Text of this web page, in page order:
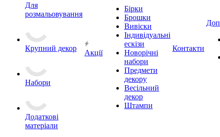
Для
розмальовування
Крупний декор
Набори
Додаткові
матеріали
Акції
Бірки
Брошки
Вивіски
Індивідуальні
ескізи
Новорічні
набори
Предмети
декору
Весільний
декор
Штампи
Контакти